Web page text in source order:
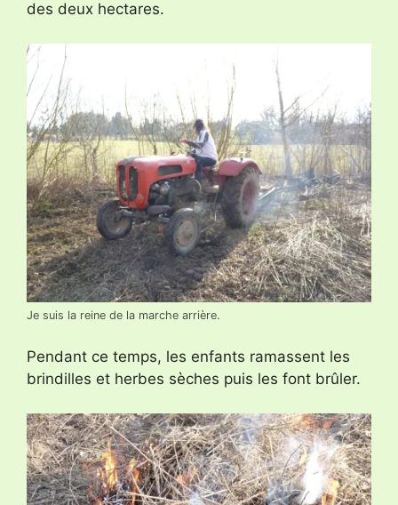
des deux hectares.
Je suis la reine de la marche arrière.
Pendant ce temps, les enfants ramassent les
brindilles et herbes sèches puis les font brûler.